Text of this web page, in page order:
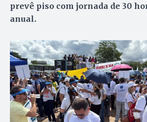
prevê piso com jornada de 30
anual.